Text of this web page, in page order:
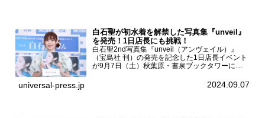
白石聖が初水着を解禁した写真集『unveil』
を発売！1日店長にも挑戦！
白石聖2nd写真集『unveil（アンヴェイル）』
（宝島社 刊）の発売を記念した1日店長イベント
が9月7日（土）秋葉原・書泉ブックタワーにて
を記念し1日店長イベントを開催した本写真集は
universal-press.jp 2024.09.07